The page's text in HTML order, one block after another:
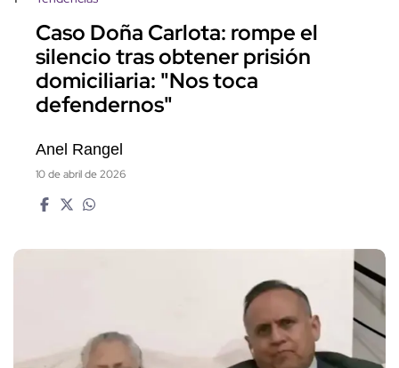
Caso Doña Carlota: rompe el
silencio tras obtener prisión
domiciliaria: "Nos toca
defendernos"
Anel Rangel
10 de abril de 2026